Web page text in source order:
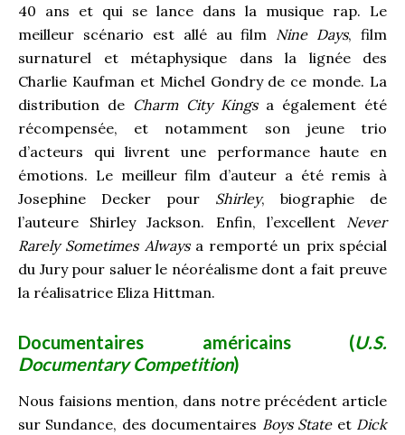
40 ans et qui se lance dans la musique rap. Le
meilleur scénario est allé au film Nine Days, film
surnaturel et métaphysique dans la lignée des
Charlie Kaufman et Michel Gondry de ce monde. La
distribution de Charm City Kingsa également été
récompensée, et notamment son jeune trio
d’acteurs qui livrent une performance haute en
émotions. Le meilleur film d’auteur a été remis à
Josephine Decker pour Shirley, biographie de
l’auteure Shirley Jackson. Enfin, l’excellent Never
Rarely Sometimes Alwaysa remporté un prix spécial
du Jury pour saluer le néoréalisme dont a fait preuve
la réalisatrice Eliza Hittman.
Documentaires américains (U.S.
Documentary Competition)
Nous faisions mention, dans notre précédent article
sur Sundance, des documentaires Boys State et Dick